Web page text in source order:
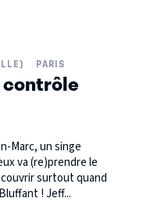
PARIS
Marc, un singe
va (re)prendre le
surtout quand
! Jeff...